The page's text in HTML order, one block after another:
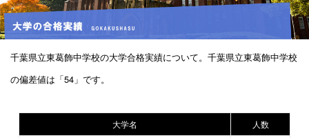
千葉県立東葛飾中学校の大学合格実績について。千葉県立東葛飾中学校
の偏差値は「54」です。
大学名 人数